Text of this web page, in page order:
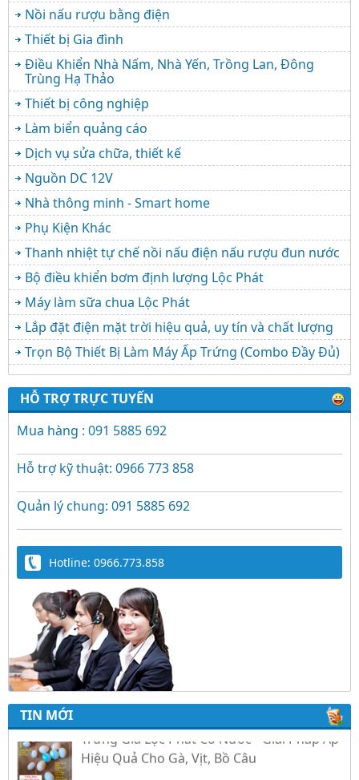
Nồi nấu rượu bằng điện
Thiết bị Gia đình
Điều Khiển Nhà Nấm, Nhà Yến, Trồng Lan, Đông
Trùng Hạ Thảo
Thiết bị công nghiệp
Làm biển quảng cáo
Dịch vụ sửa chữa, thiết kế
Nguồn DC 12V
Nhà thông minh - Smart home
Phụ Kiện Khác
Thanh nhiệt tự chế nồi nấu điện nấu rượu đun nước
Bộ điều khiển bơm định lượng Lộc Phát
Máy làm sữa chua Lộc Phát
Lắp đặt điện mặt trời hiệu quả, uy tín và chất lượng
Trọn Bộ Thiết Bị Làm Máy Ấp Trứng (Combo Đầy Đủ)
HỖ TRỢ TRỰC TUYẾN
Mua hàng : 091 5885 692
Hỗ trợ kỹ thuật: 0966 773 858
Quản lý chung: 091 5885 692
Hotline: 0966.773.858
TIN MỚI
Trứng Giả Lộc Phát Có Nước - Giải Pháp Ấp
Hiệu Quả Cho Gà, Vịt, Bồ Câu